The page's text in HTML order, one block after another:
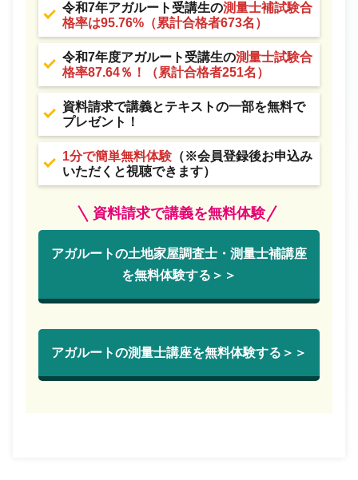
令和7年アガルート受講生の測量士補試験合
格率は95.76%（累計合格者673名）
令和7年度アガルート受講生の測量士試験合
格率87.64％！（累計合格者251名）
資料請求で講義とテキストの一部を無料で
プレゼント！
1分で簡単無料体験 （※会員登録後お申込み
いただくと視聴できます）
資料請求で講義を無料体験
アガルートの土地家屋調査士・測量士補講座
を無料体験する＞＞
アガルートの測量士講座を無料体験する＞＞